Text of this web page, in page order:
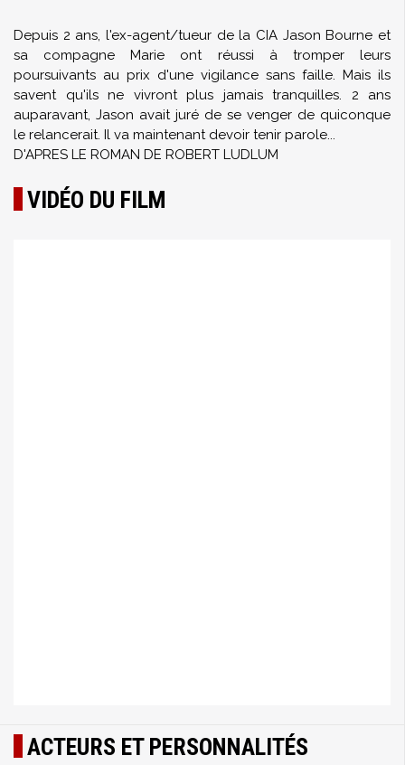
Depuis 2 ans, l'ex-agent/tueur de la CIA Jason Bourne et
sa compagne Marie ont réussi à tromper leurs
poursuivants au prix d'une vigilance sans faille. Mais ils
savent qu'ils ne vivront plus jamais tranquilles. 2 ans
auparavant, Jason avait juré de se venger de quiconque
le relancerait. Il va maintenant devoir tenir parole...
D'APRES LE ROMAN DE ROBERT LUDLUM
VIDÉO DU FILM
ACTEURS ET PERSONNALITÉS